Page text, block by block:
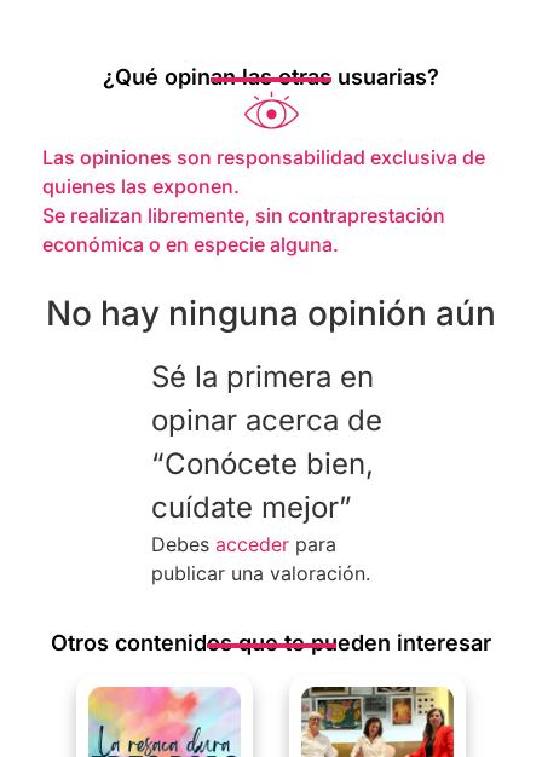
¿Qué opinan las otras usuarias?
Las opiniones son responsabilidad exclusiva de
quienes las exponen.
Se realizan libremente, sin contraprestación
económica o en especie alguna.
No hay ninguna opinión aún
Sé la primera en
opinar acerca de
“Conócete bien,
cuídate mejor”
Debes accederpara
publicar una valoración.
Otros contenidos que te pueden interesar